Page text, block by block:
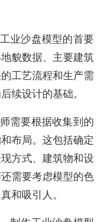
业沙盘模型的首要
貌数据、主要建筑
工艺流程和生产需
续设计的基础。
需要根据收集到的
布局。这包括确定
方式、建筑物和设
需要考虑模型的色
和吸引人。